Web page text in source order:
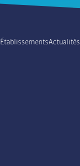
ÉtablissementsActualités